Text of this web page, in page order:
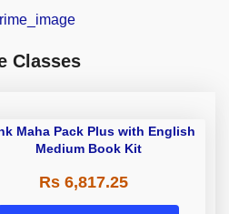
Classes
Maha Pack Plus with English
Medium Book Kit
Rs 6,817.25